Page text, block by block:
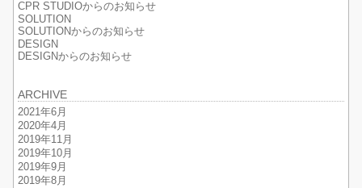
CPR STUDIOからのお知らせ
SOLUTION
SOLUTIONからのお知らせ
DESIGN
DESIGNからのお知らせ
ARCHIVE
2021年6月
2020年4月
2019年11月
2019年10月
2019年9月
2019年8月